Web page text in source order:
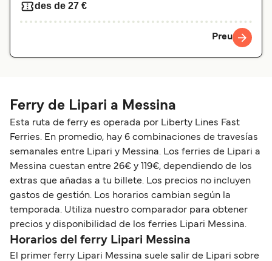
des de 27 €
Preu
Ferry de Lipari a Messina
Esta ruta de ferry es operada por Liberty Lines Fast
Ferries. En promedio, hay 6 combinaciones de travesías
semanales entre Lipari y Messina. Los ferries de Lipari a
Messina cuestan entre 26€ y 119€, dependiendo de los
extras que añadas a tu billete. Los precios no incluyen
gastos de gestión. Los horarios cambian según la
temporada. Utiliza nuestro comparador para obtener
precios y disponibilidad de los ferries Lipari Messina.
Horarios del ferry Lipari Messina
El primer ferry Lipari Messina suele salir de Lipari sobre